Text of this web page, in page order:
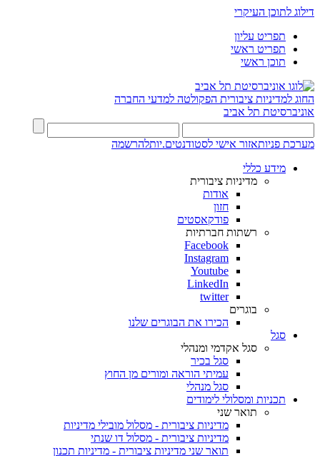
דילוג לתוכן העיקרי
תפריט עליון
תפריט ראשי
תוכן ראשי
החוג למדיניות ציבורית הפקולטה למדעי החברה
אוניברסיטת תל אביב
מערכת פניותאזור אישי לסטודנטים.יותלהרשמה
מידע כללי
מדיניות ציבורית
אודות
חזון
פודקאסטים
רשתות חברתיות
Facebook
Instagram
Youtube
LinkedIn
twitter
בוגרים
הכירו את הבוגרים שלנו
סגל
סגל אקדמי ומנהלי
סגל בכיר
עמיתי הוראה ומורים מן החוץ
סגל מנהלי
תכניות ומסלולי לימודים
תואר שני
מדיניות ציבורית - מסלול מובילי מדיניות
מדיניות ציבורית - מסלול דו שנתי
תואר שני מדיניות ציבורית - מדיניות תכנון